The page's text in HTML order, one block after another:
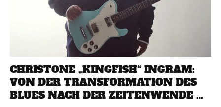
CHRISTONE „KINGFISH“ INGRAM:
VON DER TRANSFORMATION DES
BLUES NACH DER ZEITENWENDE …